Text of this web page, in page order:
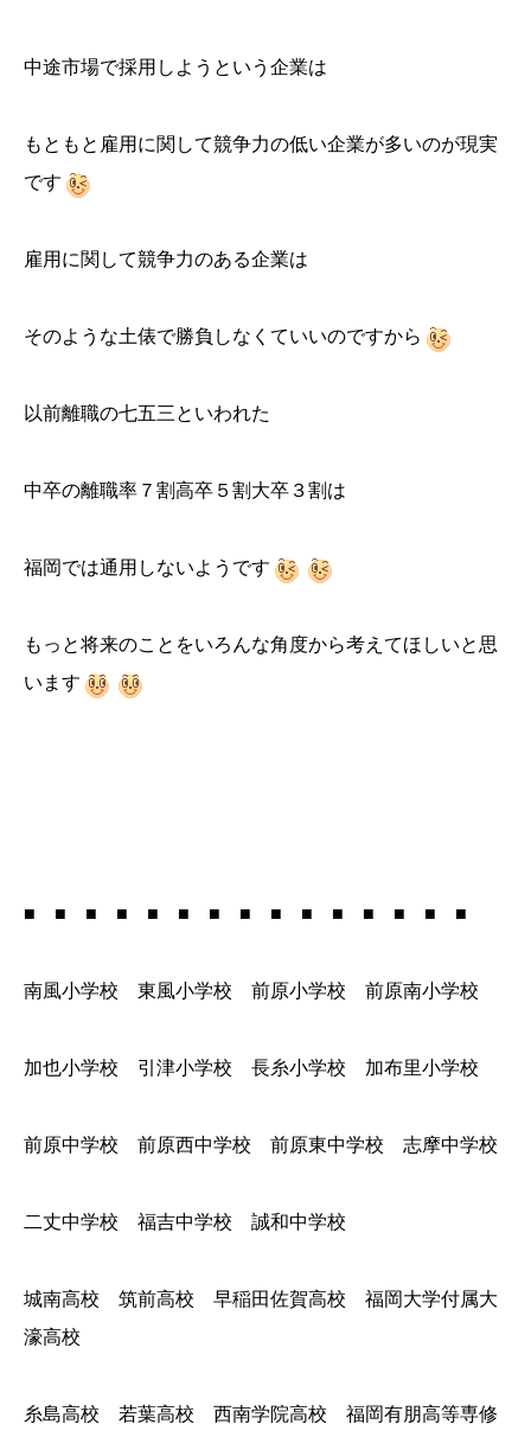
中途市場で採用しようという企業は
もともと雇用に関して競争力の低い企業が多いのが現実
です
雇用に関して競争力のある企業は
そのような土俵で勝負しなくていいのですから
以前離職の七五三といわれた
中卒の離職率７割高卒５割大卒３割は
福岡では通用しないようです
もっと将来のことをいろんな角度から考えてほしいと思
います
■ ■ ■ ■ ■ ■ ■ ■ ■ ■ ■ ■ ■ ■ ■
南風小学校 東風小学校 前原小学校 前原南小学校
加也小学校 引津小学校 長糸小学校 加布里小学校
前原中学校 前原西中学校 前原東中学校 志摩中学校
二丈中学校 福吉中学校 誠和中学校
城南高校 筑前高校 早稲田佐賀高校 福岡大学付属大
濠高校
糸島高校 若葉高校 西南学院高校 福岡有朋高等専修